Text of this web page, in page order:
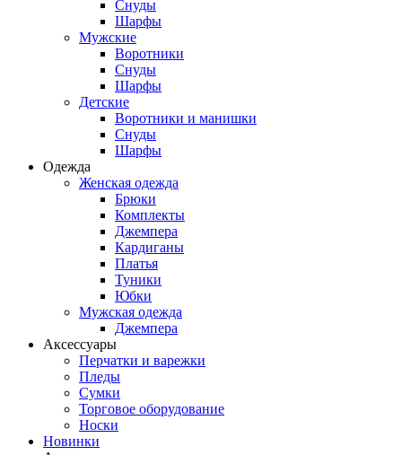
Снуды
Шарфы
Мужские
Воротники
Снуды
Шарфы
Детские
Воротники и манишки
Снуды
Шарфы
Одежда
Женская одежда
Брюки
Комплекты
Джемпера
Кардиганы
Платья
Туники
Юбки
Мужская одежда
Джемпера
Аксессуары
Перчатки и варежки
Пледы
Сумки
Торговое оборудование
Носки
Новинки